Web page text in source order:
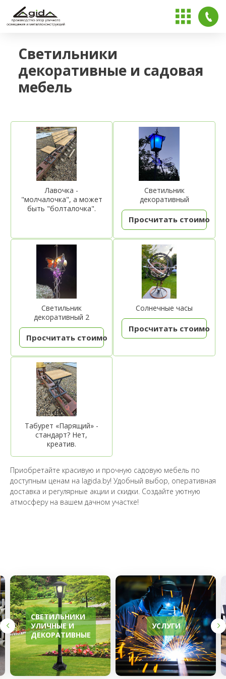
Светильники
декоративные и садовая
мебель
Лавочка -
"молчалочка", а может
быть "болталочка".
Светильник
декоративный
Просчитать стоимость
Светильник
декоративный 2
Просчитать стоимость
Солнечные часы
Просчитать стоимость
Табурет «Парящий» -
стандарт? Нет,
креатив.
Приобретайте красивую и прочную садовую мебель по
доступным ценам на lagida.by! Удобный выбор, оперативная
доставка и регулярные акции и скидки. Создайте уютную
атмосферу на вашем дачном участке!
СВЕТИЛЬНИКИ
УЛИЧНЫЕ И
ДЕКОРАТИВНЫЕ
УСЛУГИ